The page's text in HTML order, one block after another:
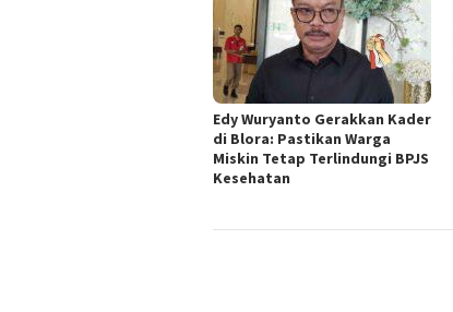
Edy Wuryanto Gerakkan Kader
di Blora: Pastikan Warga
Miskin Tetap Terlindungi BPJS
Kesehatan